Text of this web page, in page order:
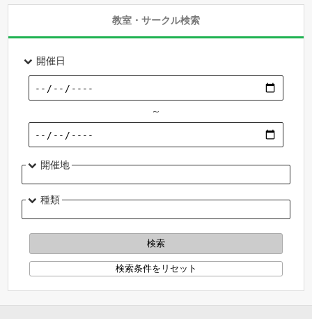
教室・サークル検索
開催日
～
開催地
種類